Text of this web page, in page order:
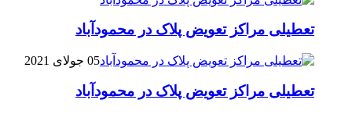
تعطیلی مراکز تعویض پلاک در محمودآباد
05 جولای 2021
تعطیلی مراکز تعویض پلاک در محمودآباد